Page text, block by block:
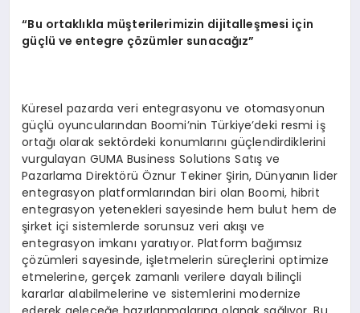
“Bu ortaklıkla müşterilerimizin dijitalleşmesi için
güçlü ve entegre çözümler sunacağız”
Küresel pazarda veri entegrasyonu ve otomasyonun
güçlü oyuncularından Boomi’nin Türkiye’deki resmi iş
ortağı olarak sektördeki konumlarını güçlendirdiklerini
vurgulayan GUMA Business Solutions Satış ve
Pazarlama Direktörü Öznur Tekiner Şirin, Dünyanın lider
entegrasyon platformlarından biri olan Boomi, hibrit
entegrasyon yetenekleri sayesinde hem bulut hem de
şirket içi sistemlerde sorunsuz veri akışı ve
entegrasyon imkanı yaratıyor. Platform bağımsız
çözümleri sayesinde, işletmelerin süreçlerini optimize
etmelerine, gerçek zamanlı verilere dayalı bilinçli
kararlar alabilmelerine ve sistemlerini modernize